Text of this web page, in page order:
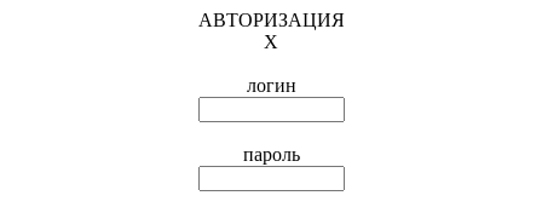
АВТОРИЗАЦИЯ
X
логин
пароль